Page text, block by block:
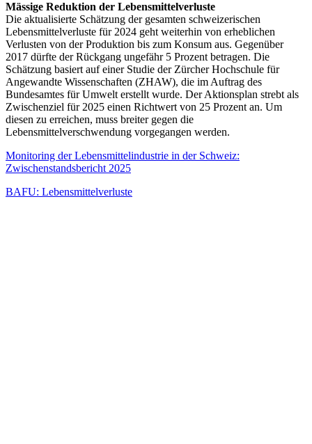
Mässige Reduktion der Lebensmittelverluste
Die aktualisierte Schätzung der gesamten schweizerischen
Lebensmittelverluste für 2024 geht weiterhin von erheblichen
Verlusten von der Produktion bis zum Konsum aus. Gegenüber
2017 dürfte der Rückgang ungefähr 5 Prozent betragen. Die
Schätzung basiert auf einer Studie der Zürcher Hochschule für
Angewandte Wissenschaften (ZHAW), die im Auftrag des
Bundesamtes für Umwelt erstellt wurde. Der Aktionsplan strebt als
Zwischenziel für 2025 einen Richtwert von 25 Prozent an. Um
diesen zu erreichen, muss breiter gegen die
Lebensmittelverschwendung vorgegangen werden.
Monitoring der Lebensmittelindustrie in der Schweiz:
Zwischenstandsbericht 2025
BAFU: Lebensmittelverluste